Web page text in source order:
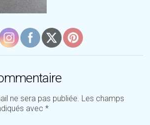
ne sera pas publiée. Les champs
avec *